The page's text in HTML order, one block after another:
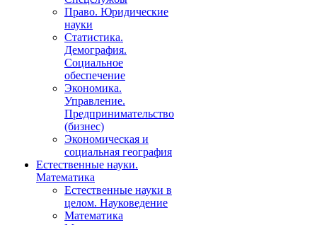
Право. Юридические
науки
Статистика.
Демография.
Социальное
обеспечение
Экономика.
Управление.
Предпринимательство
(бизнес)
Экономическая и
социальная география
Естественные науки.
Математика
Естественные науки в
целом. Науковедение
Математика